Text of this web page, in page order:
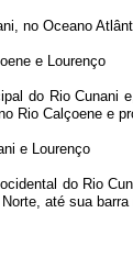
no Oceano
e Lourenço
do Rio Cunani
Rio Calçoene e
e Lourenço
do Rio
até sua